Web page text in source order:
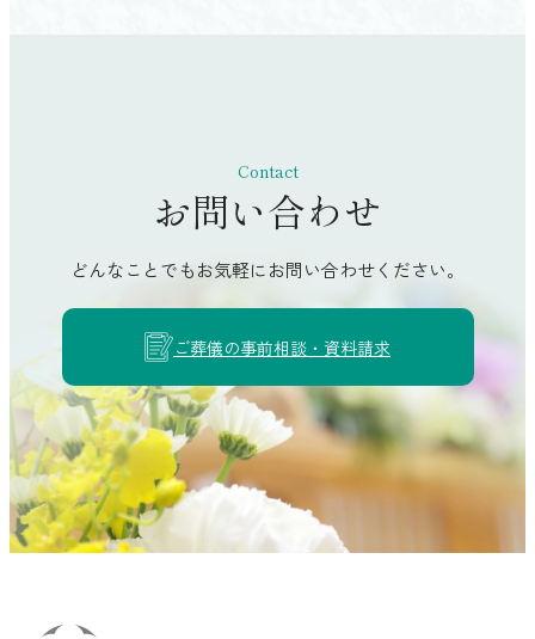
土佐市
須崎市
四万十市
宿毛市
香美市
Contact
お問い合わせ
どんなことでもお気軽にお問い合わせください。
ご葬儀の事前相談・資料請求